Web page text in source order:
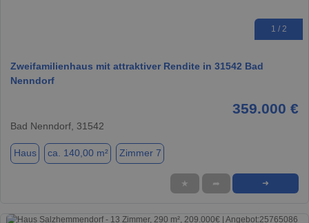
1 / 2
Zweifamilienhaus mit attraktiver Rendite in 31542 Bad
Nenndorf
359.000 €
Bad Nenndorf, 31542
Haus ca. 140,00 m² Zimmer 7
★ ➦ ➜